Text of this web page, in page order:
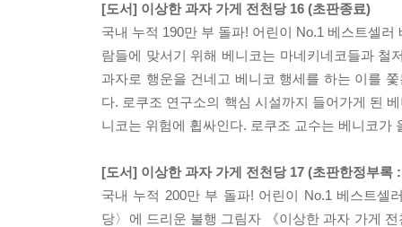
[도서] 이상한 과자 가게 전천당 16 (초판종료)
국내 누적 190만 부 돌파! 어린이 No.1 베스트셀
람들에 맞서기 위해 베니코는 마네키네코들과 철
과자로 행운을 건네고 베니코 행세를 하는 이를
다. 로쿠조 연구소의 핵심 시설까지 들어가게 된
니코는 위험에 휩싸인다. 로쿠조 교수는 베니코가
[도서] 이상한 과자 가게 전천당 17 (초판한정부록
국내 누적 200만 부 돌파! 어린이 No.1 베스트셀
당〉에 드리운 불행 그림자 《이상한 과자 가게